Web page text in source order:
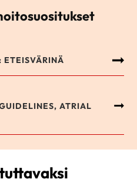
ETEISVÄRINÄ
ATRIAL